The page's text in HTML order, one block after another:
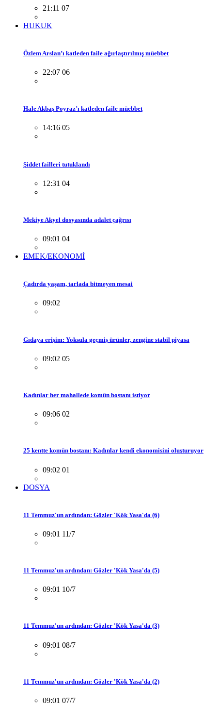
21:11 07
HUKUK
Özlem Arslan’ı katleden faile ağırlaştırılmış müebbet
22:07 06
Hale Akbaş Poyraz’ı katleden faile müebbet
14:16 05
Şiddet failleri tutuklandı
12:31 04
Mekiye Akyel dosyasında adalet çağrısı
09:01 04
EMEK/EKONOMİ
Çadırda yaşam, tarlada bitmeyen mesai
09:02
Gıdaya erişim: Yoksula geçmiş ürünler, zengine stabil piyasa
09:02 05
Kadınlar her mahallede komün bostanı istiyor
09:06 02
25 kentte komün bostanı: Kadınlar kendi ekonomisini oluşturuyor
09:02 01
DOSYA
11 Temmuz'un ardından: Gözler 'Kök Yasa'da (6)
09:01 11/7
11 Temmuz'un ardından: Gözler 'Kök Yasa'da (5)
09:01 10/7
11 Temmuz'un ardından: Gözler 'Kök Yasa'da (3)
09:01 08/7
11 Temmuz'un ardından: Gözler 'Kök Yasa'da (2)
09:01 07/7